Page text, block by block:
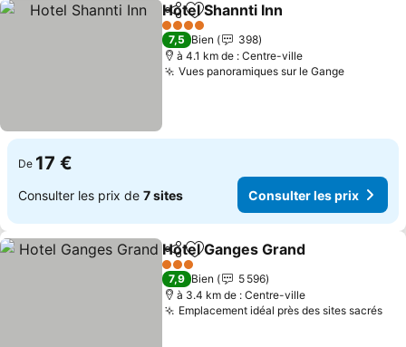
PartagerAjouter à mes favoris
Hotel Shannti Inn
4 Étoiles
7,5 Bien
398
à 4.1 km de : Centre-ville
Vues panoramiques sur le Gange
De 17 €
Consulter les prix de 7 sites Consulter les prix
PartagerAjouter à mes favoris
Hotel Ganges Grand
3 Étoiles
7,9 Bien
5 596
à 3.4 km de : Centre-ville
Emplacement idéal près des sites sacrés